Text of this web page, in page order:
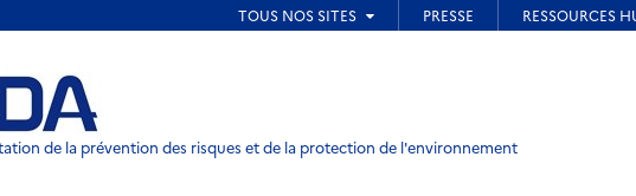
de page
de la prévention des risques et de la protection de l'environnement